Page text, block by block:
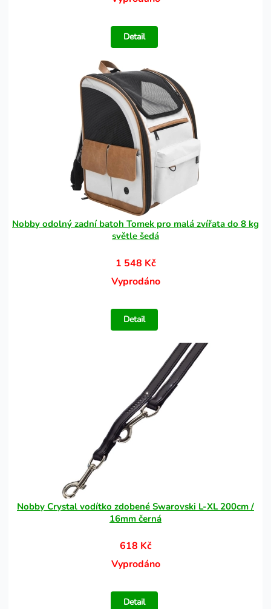
Detail
Nobby odolný zadní batoh Tomek pro malá zvířata do 8 kg
světle šedá
1 548 Kč
Vyprodáno
Detail
Nobby Crystal vodítko zdobené Swarovski L-XL 200cm /
16mm černá
618 Kč
Vyprodáno
Detail